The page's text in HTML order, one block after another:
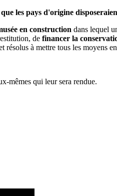
les pays d'origine
en construction dans lequel
de financer la
résolus à mettre tous les moyens
mêmes qui leur sera rendue.